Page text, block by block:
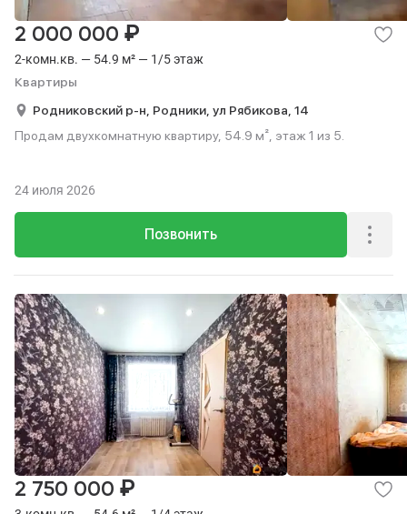
2-комн.кв. — 54.9 м² — 1/5 этаж
Квартиры
2 000 000 ₽
Родниковский р-н, Родники, ул Рябикова, 14
Продам двухкомнатную квартиру, 54.9 м², этаж 1 из 5.
Позвонить
24 июля 2026
2 750 000 ₽